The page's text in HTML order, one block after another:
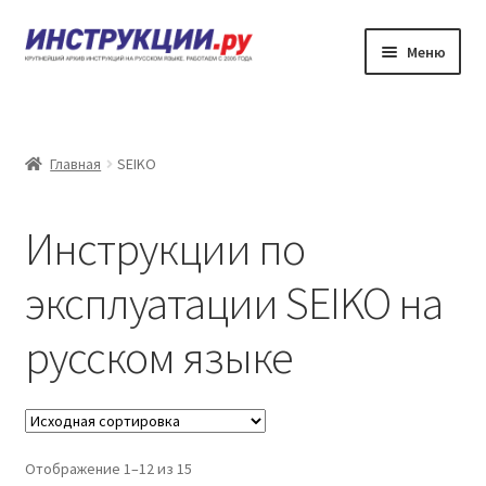
Перейти
к
Перейти
к
Меню
Каталог инструкций по эксплуатации
Личный кабинет
Главная SEIKO
Инструкции по
эксплуатации SEIKO на
русском языке
Отображение 1–12 из 15